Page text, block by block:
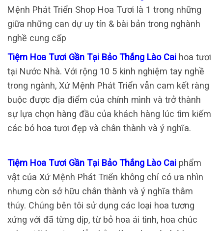
Mệnh Phát Triển Shop Hoa Tươi là 1 trong những
giữa những can dự uy tín & bài bản trong nghành
nghề cung cấp
Tiệm Hoa Tươi Gần Tại Bảo Thắng Lào Cai hoa tươi
tại Nước Nhà. Với rộng 10 5 kinh nghiệm tay nghề
trong ngành, Xứ Mệnh Phát Triển vẫn cam kết ràng
buộc được địa điểm của chính mình và trở thành
sự lựa chọn hàng đầu của khách hàng lúc tìm kiếm
các bó hoa tươi đẹp và chân thành và ý nghĩa.
Tiệm Hoa Tươi Gần Tại Bảo Thắng Lào Cai phẩm
vật của Xứ Mệnh Phát Triển không chỉ có ưa nhìn
nhưng còn sở hữu chân thành và ý nghĩa thâm
thúy. Chúng bên tôi sử dụng các loại hoa tương
xứng với đã từng dịp, từ bỏ hoa ái tình, hoa chúc